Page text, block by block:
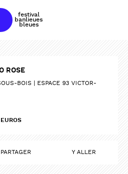
festival
banlieues
bleues
ROSE
BOIS
ESPACE 93 VICTOR-
PARTAGER Y ALLER